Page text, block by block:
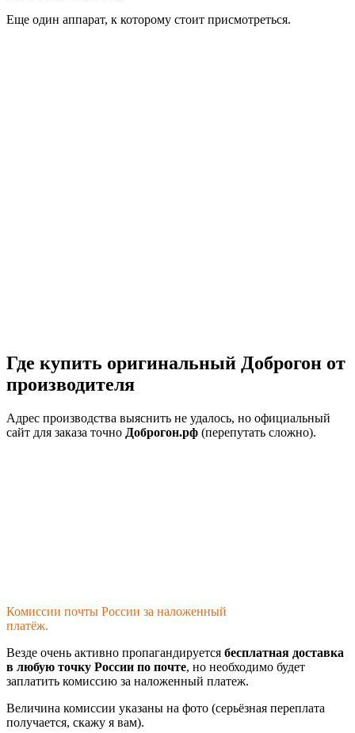
Еще один аппарат, к которому стоит присмотреться.
Где купить оригинальный Доброгон от
производителя
Адрес производства выяснить не удалось, но официальный
сайт для заказа точно Доброгон.рф (перепутать сложно).
Комиссии почты России за наложенный
платёж.
Везде очень активно пропагандируется бесплатная доставка
в любую точку России по почте, но необходимо будет
заплатить комиссию за наложенный платеж.
Величина комиссии указаны на фото (серьёзная переплата
получается, скажу я вам).